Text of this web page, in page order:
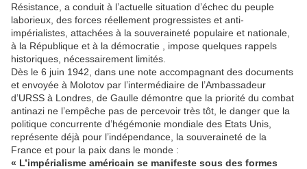
Résistance, a conduit à l’actuelle situation d’échec du peuple
laborieux, des forces réellement progressistes et anti-
impérialistes, attachées à la souveraineté populaire et nationale,
à la République et à la démocratie , impose quelques rappels
historiques, nécessairement limités.
Dès le 6 juin 1942, dans une note accompagnant des documents
et envoyée à Molotov par l’intermédiaire de l’Ambassadeur
d’URSS à Londres, de Gaulle démontre que la priorité du combat
antinazi ne l’empêche pas de percevoir très tôt, le danger que la
politique concurrente d’hégémonie mondiale des Etats Unis,
représente déjà pour l’indépendance, la souveraineté de la
France et pour la paix dans le monde :
« L’impérialisme américain se manifeste sous des formes